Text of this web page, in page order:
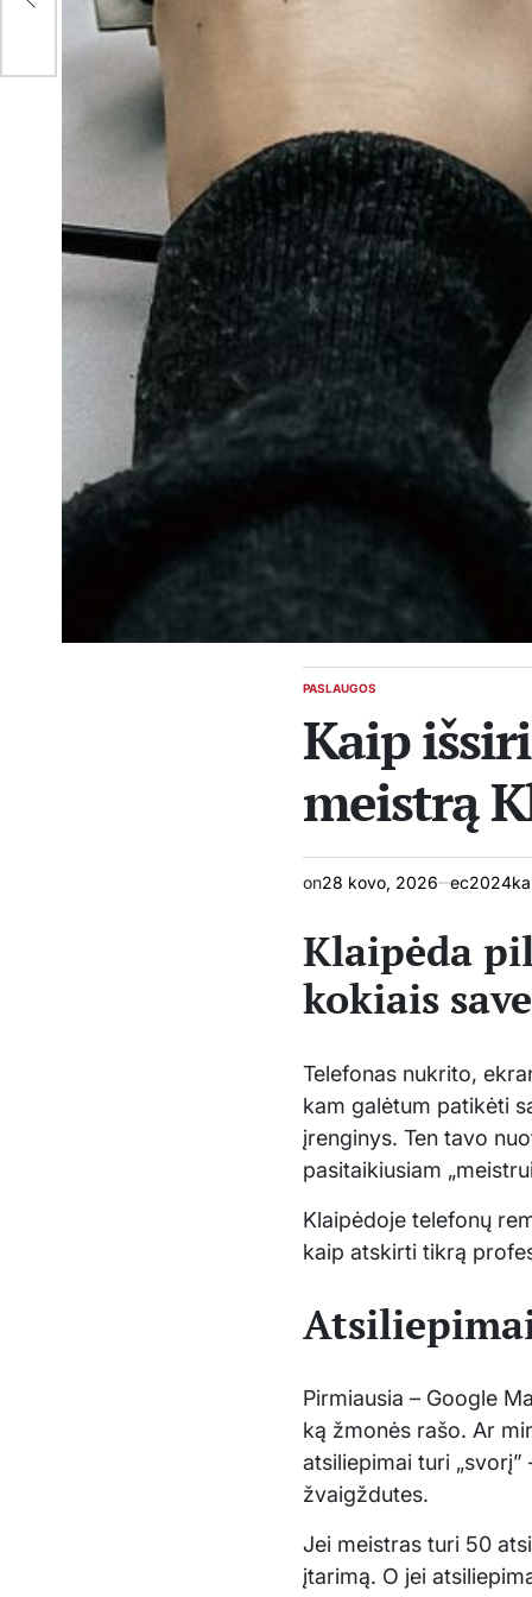
POSTED
PASLAUGOS
Kaip
meistrą
on28 kovo, 2026
Klaipėda
kokiais
Telefonas nukrito,
kam galėtum patikėti
įrenginys. Ten tavo
pasitaikiusiam
Klaipėdoje telefonų
kaip atskirti tikrą
Pirmiausia – Google
ką žmonės rašo. Ar
atsiliepimai turi
žvaigždutes.
Jei meistras turi 50
įtarimą. O jei